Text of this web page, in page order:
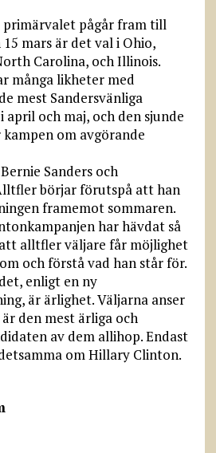
primärvalet pågår fram till
mars är det val i Ohio,
Carolina, och Illinois.
många likheter med
mest Sandersvänliga
och maj, och den sjunde
om avgörande
Sanders och
börjar förutspå att han
framemot sommaren.
har hävdat så
alltfler väljare får möjlighet
och förstå vad han står för.
enligt en ny
är ärlighet. Väljarna anser
den mest ärliga och
av dem allihop. Endast
om Hillary Clinton.